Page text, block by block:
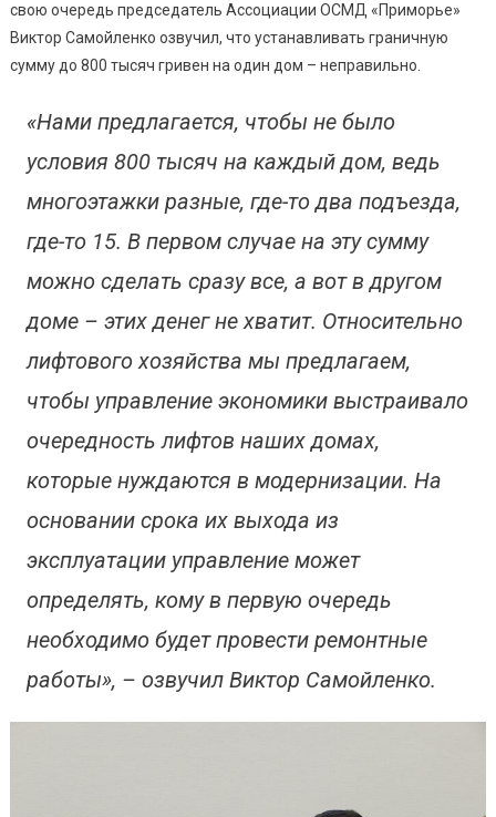
свою очередь председатель Ассоциации ОСМД «Приморье»
Виктор Самойленко озвучил, что устанавливать граничную
сумму до 800 тысяч гривен на один дом – неправильно.
«Нами предлагается, чтобы не было
условия 800 тысяч на каждый дом, ведь
многоэтажки разные, где-то два подъезда,
где-то 15. В первом случае на эту сумму
можно сделать сразу все, а вот в другом
доме – этих денег не хватит. Относительно
лифтового хозяйства мы предлагаем,
чтобы управление экономики выстраивало
очередность лифтов наших домах,
которые нуждаются в модернизации. На
основании срока их выхода из
эксплуатации управление может
определять, кому в первую очередь
необходимо будет провести ремонтные
работы», – озвучил Виктор Самойленко.